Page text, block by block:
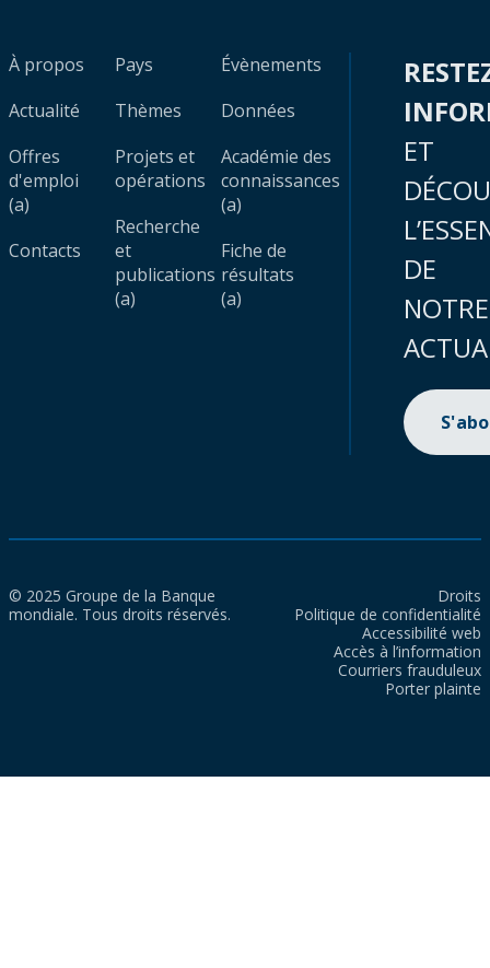
À propos
Actualité
Offres
d'emploi
(a)
Contacts
Pays
Thèmes
Projets et
opérations
Recherche
et
publications
(a)
Évènements
Données
Académie des
connaissances
(a)
Fiche de
résultats
(a)
ET
DE
NOTRE
© 2025 Groupe de la Banque
mondiale. Tous droits réservés.
Droits
Politique de confidentialité
Accessibilité web
Accès à l’information
Courriers frauduleux
Porter plainte